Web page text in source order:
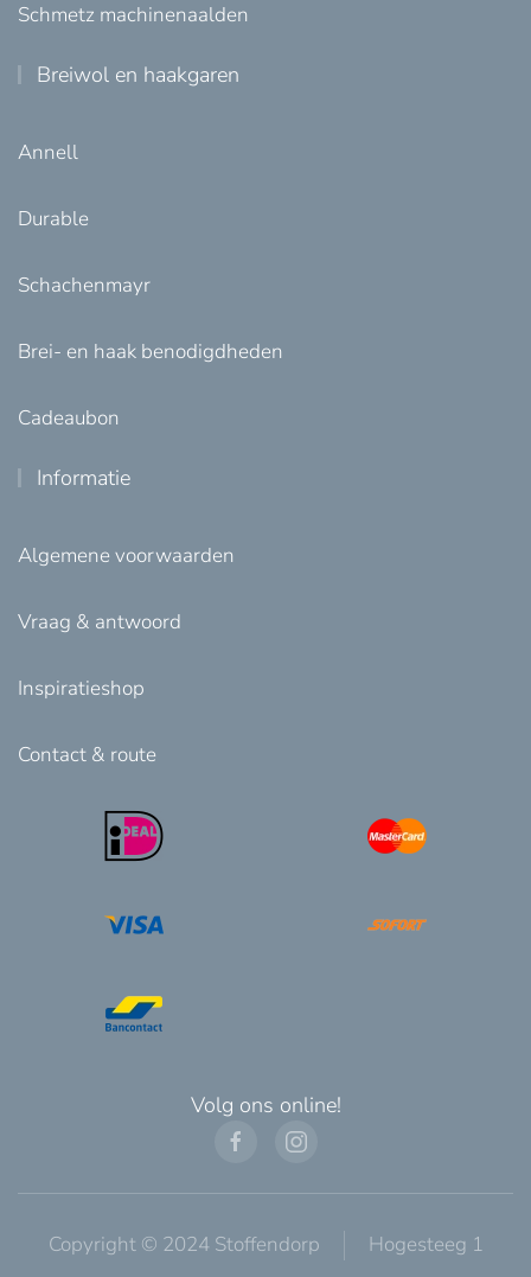
Schmetz machinenaalden
Breiwol en haakgaren
Annell
Durable
Schachenmayr
Brei- en haak benodigdheden
Cadeaubon
Informatie
Algemene voorwaarden
Vraag & antwoord
Inspiratieshop
Contact & route
Volg ons online!
Copyright © 2024 Stoffendorp
Hogesteeg 1